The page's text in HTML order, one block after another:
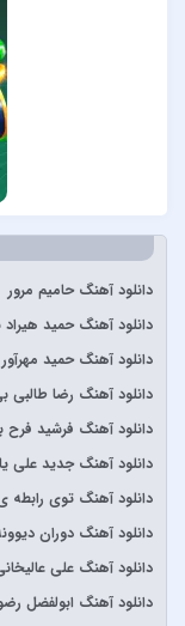
Stevie Wonder
آبان بند
آدوین
آراز
آرتا
آرتا و آرون
آرتا و پارسالیپ
آرش AP
آرش و ساسی
آرمان گرشاسبی
آرمین زارعی
آرون افشار
دانلود آهنگ حامیم مرور
دانلود آهنگ حمید هیراد
دانلود آهنگ حمید مهرآور
دانلود آهنگ رضا طالبی
دانلود آهنگ فرشید
دانلود آهنگ جدید علی
دانلود آهنگ توی رابطه
دانلود آهنگ دوران دیوونه
دانلود آهنگ علی
دانلود آهنگ ابولفضل